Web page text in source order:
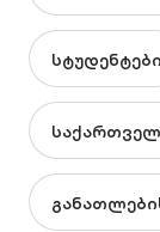
სტუდენტები